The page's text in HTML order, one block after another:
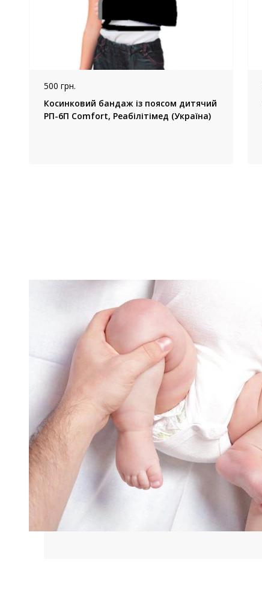
500 грн.
Косинковий бандаж із поясом дитячий
РП-6П Comfort, Реабілітімед (Україна)